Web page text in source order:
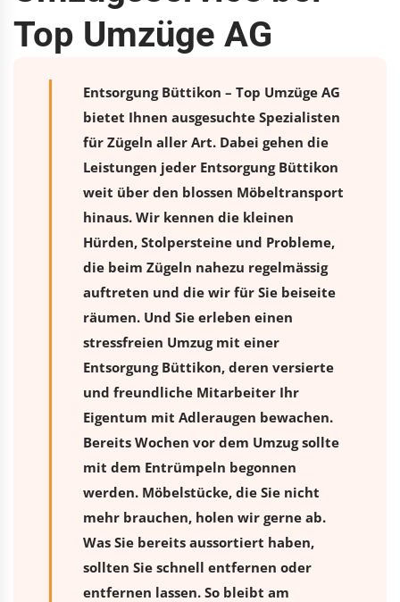
Top Umzüge AG
Entsorgung Büttikon – Top Umzüge AG
bietet Ihnen ausgesuchte Spezialisten
für Zügeln aller Art. Dabei gehen die
Leistungen jeder Entsorgung Büttikon
weit über den blossen Möbeltransport
hinaus. Wir kennen die kleinen
Hürden, Stolpersteine und Probleme,
die beim Zügeln nahezu regelmässig
auftreten und die wir für Sie beiseite
räumen. Und Sie erleben einen
stressfreien Umzugmit einer
Entsorgung Büttikon, deren versierte
und freundliche Mitarbeiter Ihr
Eigentum mit Adleraugen bewachen.
Bereits Wochen vor dem Umzug sollte
mit dem Entrümpeln begonnen
werden. Möbelstücke, die Sie nicht
mehr brauchen, holen wir gerne ab.
Was Sie bereits aussortiert haben,
sollten Sie schnell entfernen oder
entfernen lassen. So bleibt am